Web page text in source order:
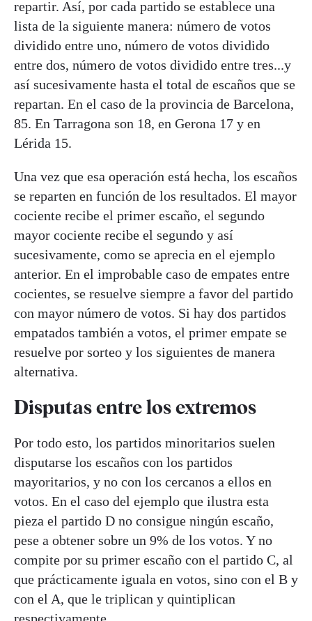
repartir. Así, por cada partido se establece una
lista de la siguiente manera: número de votos
dividido entre uno, número de votos dividido
entre dos, número de votos dividido entre tres...y
así sucesivamente hasta el total de escaños que se
repartan. En el caso de la provincia de Barcelona,
85. En Tarragona son 18, en Gerona 17 y en
Lérida 15.
Una vez que esa operación está hecha, los escaños
se reparten en función de los resultados. El mayor
cociente recibe el primer escaño, el segundo
mayor cociente recibe el segundo y así
sucesivamente, como se aprecia en el ejemplo
anterior. En el improbable caso de empates entre
cocientes, se resuelve siempre a favor del partido
con mayor número de votos. Si hay dos partidos
empatados también a votos, el primer empate se
resuelve por sorteo y los siguientes de manera
alternativa.
Disputas entre los extremos
Por todo esto, los partidos minoritarios suelen
disputarse los escaños con los partidos
mayoritarios, y no con los cercanos a ellos en
votos. En el caso del ejemplo que ilustra esta
pieza el partido D no consigue ningún escaño,
pese a obtener sobre un 9% de los votos. Y no
compite por su primer escaño con el partido C, al
que prácticamente iguala en votos, sino con el B y
con el A, que le triplican y quintiplican